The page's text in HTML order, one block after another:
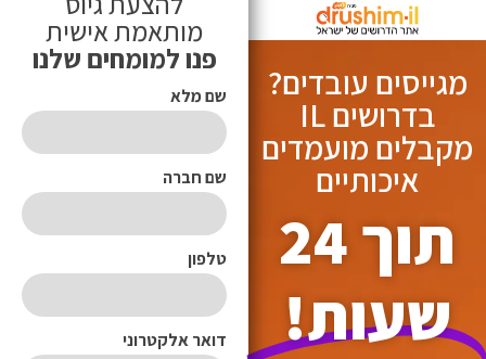
מגייסים עובדים?
בדרושים IL
מקבלים מועמדים
איכותיים
תוך 24
שעות​!
מותאמת אישית
פנו למומחים שלנו
שם מלא
שם חברה
טלפון
דואר אלקטרוני